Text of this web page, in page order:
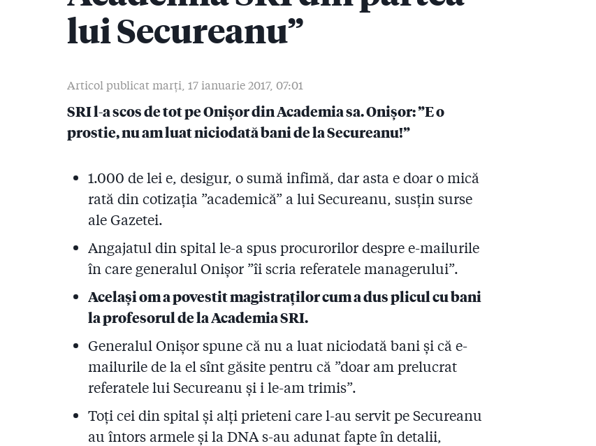
lui Secureanu”
Articol publicat marţi, 17 ianuarie 2017, 07:01
SRI l-a scos de tot pe Onișor din Academia sa. Onișor: ”E o
prostie, nu am luat niciodată bani de la Secureanu!”
1.000 de lei e, desigur, o sumă infimă, dar asta e doar o mică
rată din cotizația ”academică” a lui Secureanu, susțin surse
ale Gazetei.
Angajatul din spital le-a spus procurorilor despre e-mailurile
în care generalul Onișor ”îi scria referatele managerului”.
Același om a povestit magistraților cum a dus plicul cu bani
la profesorul de la Academia SRI.
Generalul Onișor spune că nu a luat niciodată bani și că e-
mailurile de la el sînt găsite pentru că ”doar am prelucrat
referatele lui Secureanu și i le-am trimis”.
Toți cei din spital și alți prieteni care l-au servit pe Secureanu
au întors armele și la DNA s-au adunat fapte în detalii,